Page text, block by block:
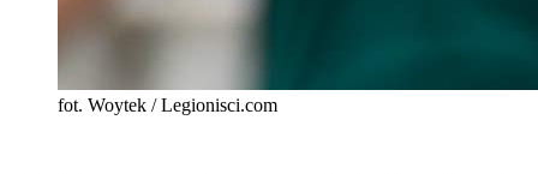
fot. Woytek / Legionisci.com